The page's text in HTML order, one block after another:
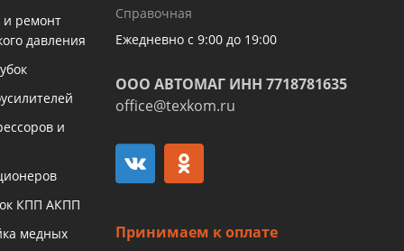
и ремонт
давления
и
КПП АКПП
медных
Справочная
Ежедневно с 9:00 до 19:00
ООО АВТОМАГ ИНН 7718781635
office@texkom.ru
Принимаем к оплате